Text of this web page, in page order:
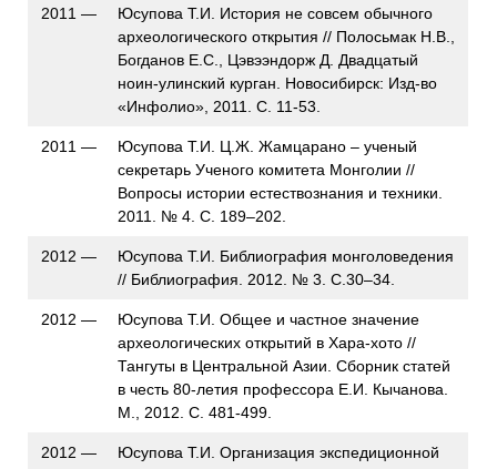
2011 —
Юсупова Т.И. История не совсем обычного
археологического открытия // Полосьмак Н.В.,
Богданов Е.С., Цэвээндорж Д. Двадцатый
ноин-улинский курган. Новосибирск: Изд-во
«Инфолио», 2011. С. 11-53.
2011 —
Юсупова Т.И. Ц.Ж. Жамцарано – ученый
секретарь Ученого комитета Монголии //
Вопросы истории естествознания и техники.
2011. № 4. С. 189–202.
2012 —
Юсупова Т.И. Библиография монголоведения
// Библиография. 2012. № 3. С.30–34.
2012 —
Юсупова Т.И. Общее и частное значение
археологических открытий в Хара-хото //
Тангуты в Центральной Азии. Сборник статей
в честь 80-летия профессора Е.И. Кычанова.
М., 2012. С. 481-499.
2012 —
Юсупова Т.И. Организация экспедиционной